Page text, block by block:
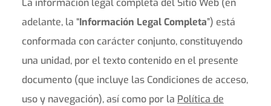
La información legal completa del Sitio Web (en
adelante, la “Información Legal Completa”) está
conformada con carácter conjunto, constituyendo
una unidad, por el texto contenido en el presente
documento (que incluye las Condiciones de acceso,
uso y navegación), así como por la Política de